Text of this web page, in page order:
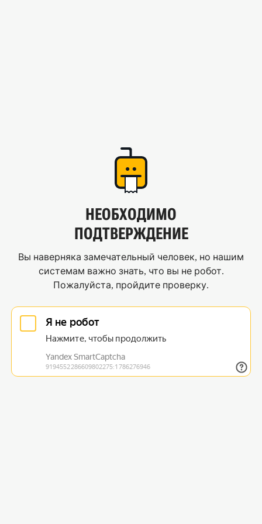
НЕОБХОДИМО
ПОДТВЕРЖДЕНИЕ
Вы наверняка замечательный человек, но нашим
системам важно знать, что вы не робот.
Пожалуйста, пройдите проверку.